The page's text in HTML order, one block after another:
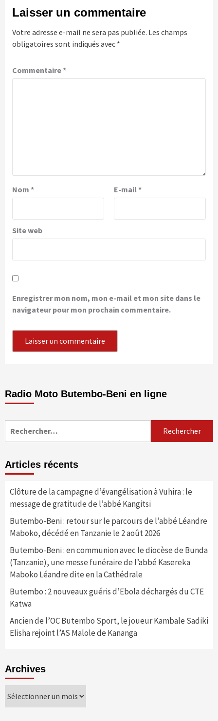
Laisser un commentaire
Votre adresse e-mail ne sera pas publiée. Les champs
obligatoires sont indiqués avec *
Commentaire*
Nom * E-mail *
Site web
Enregistrer mon nom, mon e-mail et mon site dans le
navigateur pour mon prochain commentaire.
Radio Moto Butembo-Beni en ligne
Articles récents
Clôture de la campagne d’évangélisation à Vuhira : le
message de gratitude de l’abbé Kangitsi
Butembo-Beni : retour sur le parcours de l’abbé Léandre
Maboko, décédé en Tanzanie le 2 août 2026
Butembo-Beni : en communion avec le diocèse de Bunda
(Tanzanie), une messe funéraire de l’abbé Kasereka
Maboko Léandre dite en la Cathédrale
Butembo : 2 nouveaux guéris d’Ebola déchargés du CTE
Katwa
Ancien de l’OC Butembo Sport, le joueur Kambale Sadiki
Elisha rejoint l’AS Malole de Kananga
Archives
Archives